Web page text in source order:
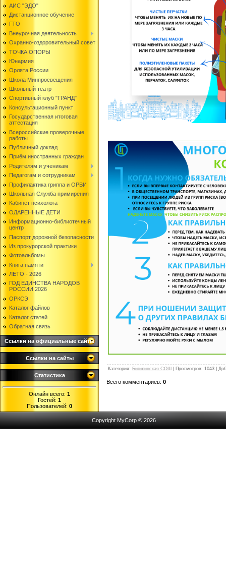
АИС "ЭДО"
Дистанционное обучение
ГТО
Внеурочная деятельность
Охранно-оздоровительный совет
ТОЧКА ОПОРЫ
Юнармия
Орлята России
Школа Минпросвещения
Школьный театр
Спортивный клуб "ГРАНД"
Консультационный пункт
Государственная итоговая
аттестация
Всероссийские проверочные
работы
Публичный доклад
Приём иностранных граждан
Родителям и ученикам
Педагогам и сотрудникам
Профилактика гриппа и ОРВИ
Школьная Служба примирения
Кабинет психолога
ОДАРЕННЫЕ ДЕТИ
Информационно-библиотечный
центр
Паспорт дорожной безопасности
Из прокурорской практики
Фотоальбомы
Книга памяти
ЛЕТО - 2026
ГОД ЕДИНСТВА НАРОДОВ
РОССИИ 2026
ОРКСЭ
Каталог файлов
Каталог статей
Обратная связь
Ссылки на официальные сайты
Ссылки на сайты
Статистика
Онлайн всего: 1
Гостей: 1
Пользователей: 0
Категория: Бигилинская СОШ Просмотров: 1043
Всего комментариев: 0
Copyright MyCorp © 2026